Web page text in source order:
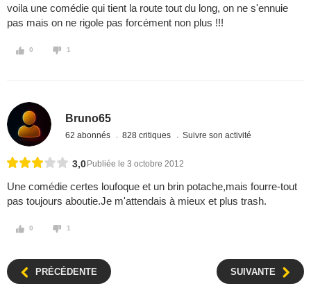
voila une comédie qui tient la route tout du long, on ne s'ennuie
pas mais on ne rigole pas forcément non plus !!!
0 1
Bruno65
62 abonnés 828 critiques Suivre son activité
3,0 Publiée le 3 octobre 2012
Une comédie certes loufoque et un brin potache,mais fourre-tout
pas toujours aboutie.Je m'attendais à mieux et plus trash.
0 1
PRÉCÉDENTE SUIVANTE